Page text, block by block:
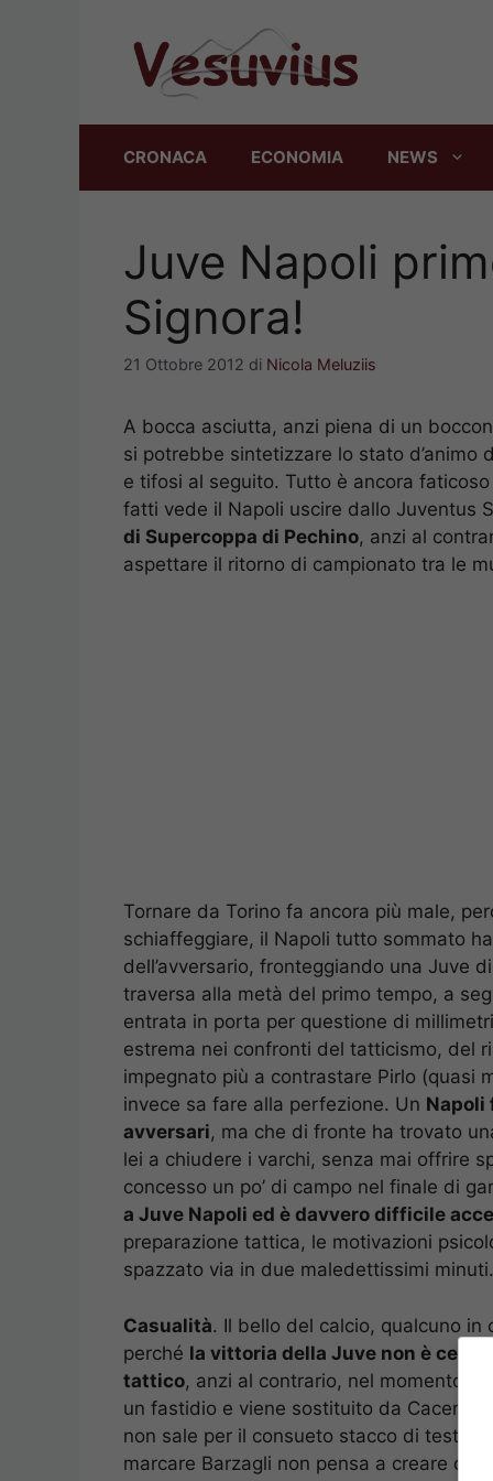
CRONACA ECONOMIA NEWS
Juve Napoli
Signora!
21 Ottobre 2012 di Nicola Meluziis
A bocca asciutta, anzi piena di un
si potrebbe sintetizzare lo stato
e tifosi al seguito. Tutto è ancora
fatti vede il Napoli uscire dallo Juventus
di Supercoppa di Pechino, anzi al
aspettare il ritorno di campionato tra le
Tornare da Torino fa ancora più male,
schiaffeggiare, il Napoli tutto sommato
dell’avversario, fronteggiando una Juve
traversa alla metà del primo tempo, a
entrata in porta per questione di
estrema nei confronti del tatticismo, del
impegnato più a contrastare Pirlo (quasi
invece sa fare alla perfezione. Un Napoli
avversari, ma che di fronte ha trovato
lei a chiudere i varchi, senza mai offrire
concesso un po’ di campo nel finale di
a Juve Napoli ed è davvero difficile
preparazione tattica, le motivazioni
spazzato via in due maledettissimi minuti.
Casualità. Il bello del calcio, qualcuno
perché la vittoria della Juve non è certo
tattico, anzi al contrario, nel momento di
un fastidio e viene sostituito da Caceres.
non sale per il consueto stacco di testa e
marcare Barzagli non pensa a creare